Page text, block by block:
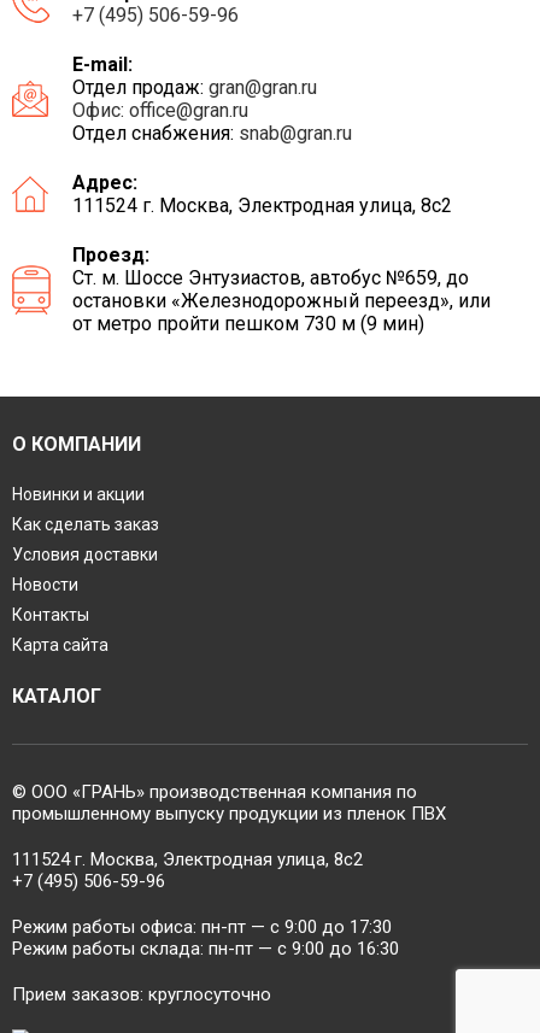
+7 (495) 506-59-96
E-mail:
Отдел продаж: gran@gran.ru
Офис: office@gran.ru
Отдел снабжения: snab@gran.ru
Адрес:
111524 г. Москва, Электродная улица, 8с2
Проезд:
Ст. м. Шоссе Энтузиастов, автобус №659, до
остановки «Железнодорожный переезд», или
от метро пройти пешком 730 м (9 мин)
О КОМПАНИИ
Новинки и акции
Как сделать заказ
Условия доставки
Новости
Контакты
Карта сайта
КАТАЛОГ
© ООО «ГРАНЬ» производственная компания по
промышленному выпуску продукции из пленок ПВХ
111524 г. Москва, Электродная улица, 8с2
+7 (495) 506-59-96
Режим работы офиса: пн-пт — c 9:00 до 17:30
Режим работы склада: пн-пт — c 9:00 до 16:30
Прием заказов: круглосуточно